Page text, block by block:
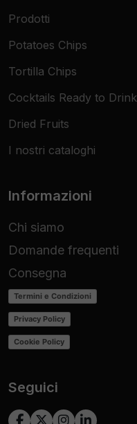
Prodotti
Potatoes Chips
Tortilla Chips
Cocktails Ready to Drink
Dried Fruits
I nostri cataloghi
Informazioni
Chi siamo
Domande frequenti
Consegna
Termini e Condizioni
Privacy Policy
Cookie Policy
Seguici